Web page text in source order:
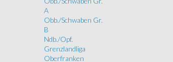
A
Obb./Schwaben Gr.
B
Ndb./Opf.
Grenzlandliga
Oberfranken